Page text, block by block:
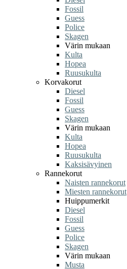
Fossil
Guess
Police
Skagen
Värin mukaan
Kulta
Hopea
Ruusukulta
Korvakorut
Diesel
Fossil
Guess
Skagen
Värin mukaan
Kulta
Hopea
Ruusukulta
Kaksisävyinen
Rannekorut
Naisten rannekorut
Miesten rannekorut
Huippumerkit
Diesel
Fossil
Guess
Police
Skagen
Värin mukaan
Musta